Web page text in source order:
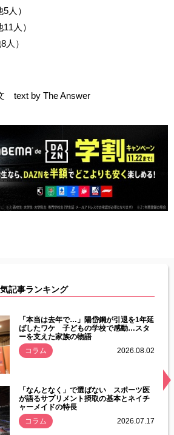
人）
人）
）
text by The Answer
気記事ランキング
「本当は去年で…」陽岱鋼が引退を1年延
ばしたワケ 子どもの学校で感動…スタ
ーを支えた家族の物語
コラム
2026.08.02
「なんとなく」で選ばない スポーツ医
が語るサプリメント摂取の基本とネイチ
ャーメイドの特長
コラム
2026.07.17